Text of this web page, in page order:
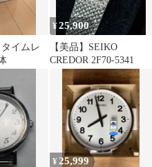
イムレ
¥25,900
【美品】SEIKO
CREDOR 2F70-5341
¥ 25,999